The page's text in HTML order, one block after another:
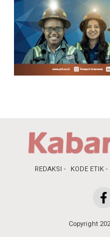
REDAKSI KODE ETIK
Copyright